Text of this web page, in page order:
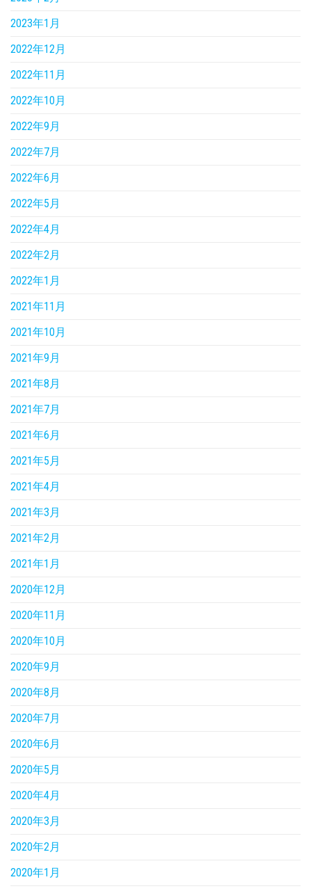
2023年1月
2022年12月
2022年11月
2022年10月
2022年9月
2022年7月
2022年6月
2022年5月
2022年4月
2022年2月
2022年1月
2021年11月
2021年10月
2021年9月
2021年8月
2021年7月
2021年6月
2021年5月
2021年4月
2021年3月
2021年2月
2021年1月
2020年12月
2020年11月
2020年10月
2020年9月
2020年8月
2020年7月
2020年6月
2020年5月
2020年4月
2020年3月
2020年2月
2020年1月